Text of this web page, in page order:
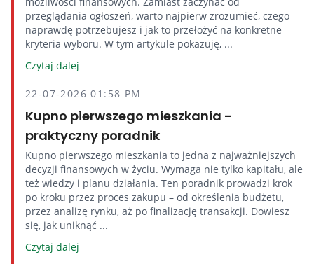
przeglądania ogłoszeń, warto najpierw zrozumieć, czego
naprawdę potrzebujesz i jak to przełożyć na konkretne
kryteria wyboru. W tym artykule pokazuję, ...
Czytaj dalej
22-07-2026 01:58 PM
Kupno pierwszego mieszkania -
praktyczny poradnik
Kupno pierwszego mieszkania to jedna z najważniejszych
decyzji finansowych w życiu. Wymaga nie tylko kapitału, ale
też wiedzy i planu działania. Ten poradnik prowadzi krok
po kroku przez proces zakupu – od określenia budżetu,
przez analizę rynku, aż po finalizację transakcji. Dowiesz
się, jak uniknąć ...
Czytaj dalej